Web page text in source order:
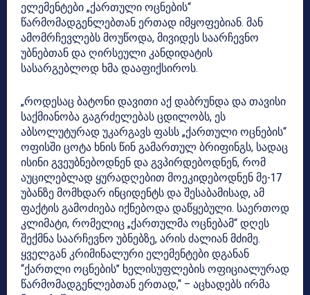
ელემენტები „ქართული ოცნების“
წარმომადგენლებთან ერთად იმყოფებიან. მან
ამომრჩევლებს მოუწოდა, მივიდეს საარჩევნო
უბნებთან და ღირსეული კანდიდატის
სასარგებლოდ ხმა დააფიქსიროს.
„როდესაც ბატონი დავითი აქ დაბრუნდა და თავისი
საქმიანობა გაგრძელებას ცდილობს, ეს
აბსოლუტურად უკარგავს ფასს „ქართული ოცნების“
ოფისში ცოტა ხნის წინ გამართულ ბრიფინგს, სადაც
ისინი გვეუბნებოდნენ და გვპირდებოდნენ, რომ
აუცილებლად ყურადღებით მოეკიდებოდნენ მე-17
უბანზე მომხდარ ინციდენტს და შესაბამისად, ამ
ფაქტის გამოძიება იქნებოდა დაწყებული. საერთოდ
კლიმატი, რომელიც „ქართულმა ოცნებამ“ დღეს
შექმნა საარჩევნო უბნებზე, არის ძალიან მძიმე.
ყველგან კრიმინალური ელემენტები დგანან
“ქართლი ოცნების” ხელისუფლების ოფიციალურად
წარმომადგენლებთან ერთად,“ – აცხადებს ირმა